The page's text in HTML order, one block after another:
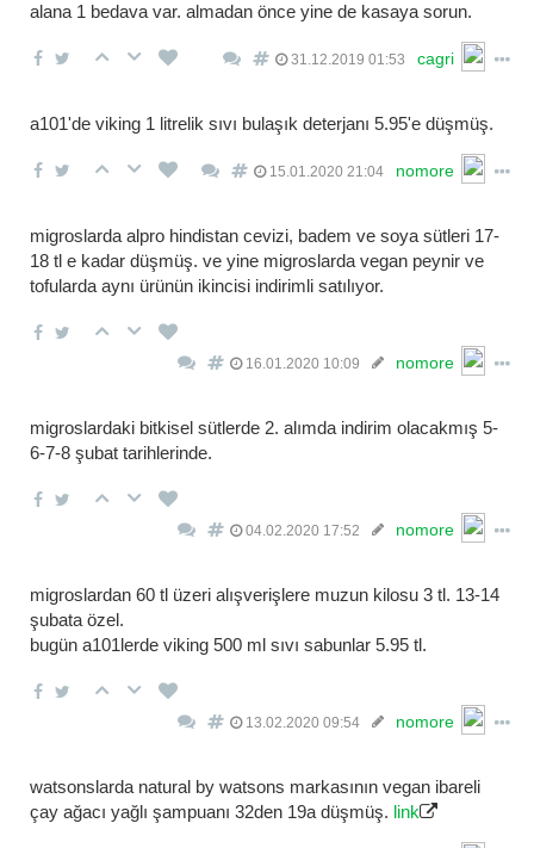
alana 1 bedava var. almadan önce yine de kasaya sorun.
31.12.2019 01:53 cagri
a101'de viking 1 litrelik sıvı bulaşık deterjanı 5.95'e düşmüş.
15.01.2020 21:04 nomore
migroslarda alpro hindistan cevizi, badem ve soya sütleri 17-
18 tl e kadar düşmüş. ve yine migroslarda vegan peynir ve
tofularda aynı ürünün ikincisi indirimli satılıyor.
16.01.2020 10:09 nomore
migroslardaki bitkisel sütlerde 2. alımda indirim olacakmış 5-
6-7-8 şubat tarihlerinde.
04.02.2020 17:52 nomore
migroslardan 60 tl üzeri alışverişlere muzun kilosu 3 tl. 13-14
şubata özel.
bugün a101lerde viking 500 ml sıvı sabunlar 5.95 tl.
13.02.2020 09:54 nomore
watsonslarda natural by watsons markasının vegan ibareli
çay ağacı yağlı şampuanı 32den 19a düşmüş. link